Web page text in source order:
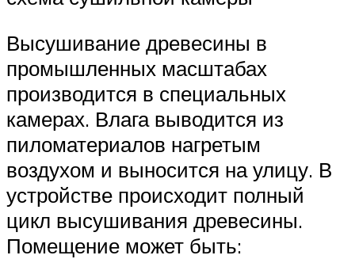
Высушивание древесины в
промышленных масштабах
производится в специальных
камерах. Влага выводится из
пиломатериалов нагретым
воздухом и выносится на улицу. В
устройстве происходит полный
цикл высушивания древесины.
Помещение может быть: